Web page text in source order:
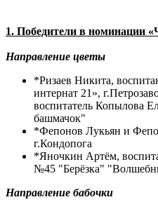
1. Победители в номинации
Направление цветы
*Ризаев Никита,
интернат 21»,
воспитатель Копылова
башмачок"
*Фепонов Лукьян и
г.Кондопога
*Яночкин Артём,
№45 "Берёзка"
Направление бабочки